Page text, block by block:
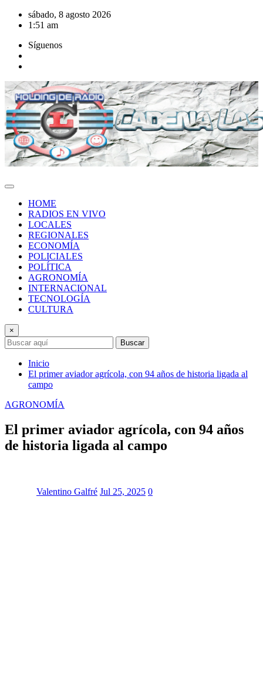
Saltar
sábado, 8 agosto 2026
1:51 am
Síguenos
HOME
RADIOS EN VIVO
LOCALES
REGIONALES
ECONOMÍA
POLICIALES
POLÍTICA
AGRONOMÍA
INTERNACIONAL
TECNOLOGÍA
CULTURA
×
Buscar
Inicio
El primer aviador agrícola, con 94 años de historia ligada al
campo
AGRONOMÍA
El primer aviador agrícola, con 94 años
de historia ligada al campo
Valentino Galfré Jul 25, 2025 0